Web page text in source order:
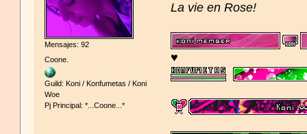
Mensajes: 92
Coone.
Guild: Koni / Konfumetas / Koni
Woe
Pj Principal: *...Coone...*
La vie en Rose!
♥